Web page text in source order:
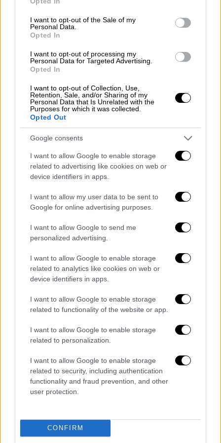
use your data for below specified purposes in below Google
consent section.
I want to opt-out of the Sale of my
Personal Data.
Opted In
I want to opt-out of processing my
Personal Data for Targeted Advertising.
Opted In
I want to opt-out of Collection, Use,
Retention, Sale, and/or Sharing of my
Personal Data that Is Unrelated with the
Purposes for which it was collected.
Opted Out
Google consents
I want to allow Google to enable storage
related to advertising like cookies on web or
device identifiers in apps.
I want to allow my user data to be sent to
Google for online advertising purposes.
I want to allow Google to send me
personalized advertising.
I want to allow Google to enable storage
related to analytics like cookies on web or
device identifiers in apps.
I want to allow Google to enable storage
related to functionality of the website or app.
I want to allow Google to enable storage
related to personalization.
I want to allow Google to enable storage
related to security, including authentication
functionality and fraud prevention, and other
user protection.
CONFIRM
Στον κ. Ηλιόπουλο απάντησε το γραφείο
Τύπου της ΝΔ, το οποίο σε ανακοίνωσή του,
πολιτικά, οΣΥΡΙΖΑσυνεχίζει να πορεύεται
στον γνώριμό του δρόμο της χυδαιότητας.
Βουλευτές τηςΝέας Δημοκρατίας
κυβερνητικά στελέχη πράγματι έχουνδάνεια
από τράπεζες, τα οποία δηλώνουν στο
"Πόθεν Έσχες". Όπως ακριβώς δάνεια από
τράπεζες έχουν και αρκετοί βουλευτές του
και πολλοί Έλληνες. Ούτε μεμπτό
είναι, ούτε παράνομο. Το γεγονός ότι το
αναγάγει σε αντιπολιτευτικό θέμα ο
ζήτημα, που έχει όντως κοινωνική διάσταση,
είναι άλλη μια απόδειξη του ακραίου
λαϊκισμού του. Όταν μιλάμε για τοξικό κλίμα
από την πλευρά της αξιωματικής
αντιπολίτευσης, αυτό ακριβώς εννοούμε».
ΣΥΡΙΖΑ: Οι υπουργοί της ΝΔ δεν
θέλουν δημοσίευση του πως
ρυθμίζουν τα δάνειά τους
Ανταπαντώντας, ο ΣΥΡΙΖΑ σε υψηλούς
τόνους σημείωσε πως «ηΝΔ παραδέχεται
ότι δεν θέλει να δημοσιεύεται το πώς
ρυθμίζουν τα δάνειά τους οι υπουργοί της».
«Με την ανακοίνωσή της η ΝΔ των 350 εκατ.
ευρώ δανεικών και αγύριστων παραδέχεται
αποκαλύπτονται οι ρυθμίσεις των δανείων
13 εκατ. των υπουργών της, γιατί είναι